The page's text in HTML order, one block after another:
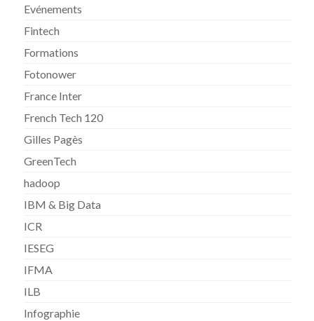
Evénements
Fintech
Formations
Fotonower
France Inter
French Tech 120
Gilles Pagès
GreenTech
hadoop
IBM & Big Data
ICR
IESEG
IFMA
ILB
Infographie